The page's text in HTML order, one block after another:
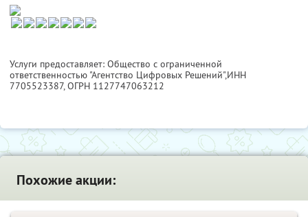
Услуги предоставляет: Общество с ограниченной
ответственностью "Агентство Цифровых Решений",ИНН
7705523387, ОГРН 1127747063212
Похожие акции: